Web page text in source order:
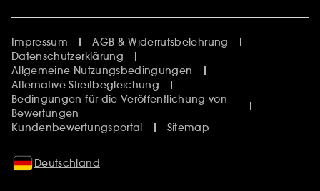
Impressum
AGB & Widerrufsbelehrung
Datenschutzerklärung
Allgemeine Nutzungsbedingungen
Alternative Streitbegleichung
Bedingungen für die Veröffentlichung von
Bewertungen
Kundenbewertungsportal
Sitemap
Deutschland